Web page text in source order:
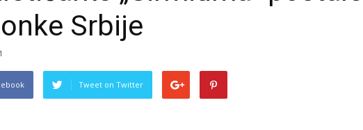
Srbije
Tweet on Twitter